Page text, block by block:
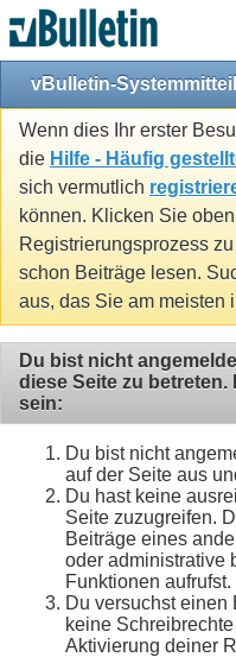
vBulletin-
Wenn dies Ihr erster
die Hilfe - Häufig
sich vermutlich
können. Klicken Sie
Registrierungsprozess
schon Beiträge lesen.
aus, das Sie am meisten
Du bist nicht
diese Seite zu
sein:
Du bist nicht
auf der Seite aus
Du hast keine
Seite zuzugreifen.
Beiträge eines
oder administrative
Funktionen aufrufst.
Du versuchst einen
keine
Aktivierung deiner